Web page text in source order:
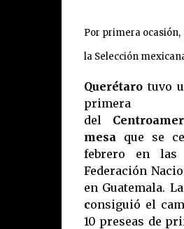
Por primera
la Selección
Querétaro tuvo
primera
del
mesa
que se
febrero en las
Federación
en Guatemala. La
consiguió el
10 preseas de